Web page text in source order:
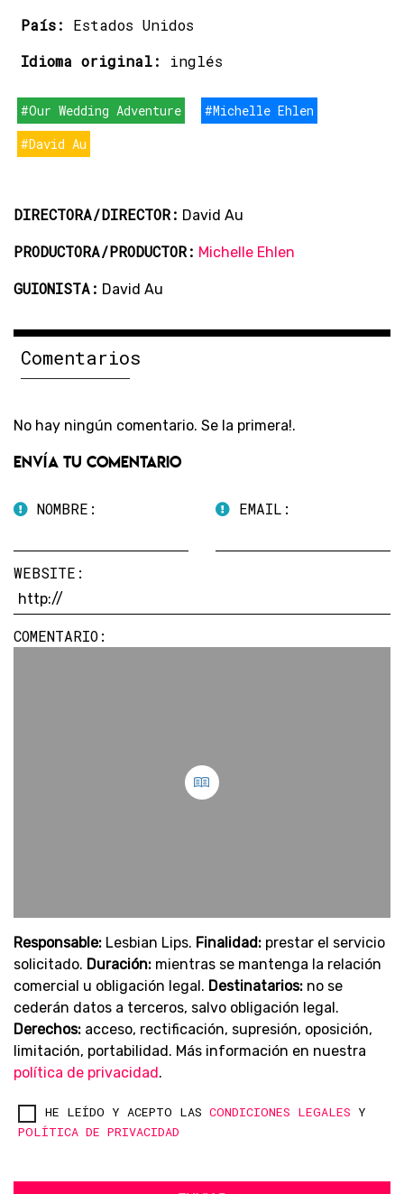
País: Estados Unidos
Idioma original: inglés
#Our Wedding Adventure
#Michelle Ehlen
#David Au
DIRECTORA/DIRECTOR: David Au
PRODUCTORA/PRODUCTOR: Michelle Ehlen
GUIONISTA: David Au
Comentarios
No hay ningún comentario. Se la primera!.
Envía tu comentario
NOMBRE: EMAIL:
WEBSITE:
COMENTARIO:
Responsable: Lesbian Lips. Finalidad: prestar el servicio
solicitado. Duración: mientras se mantenga la relación
comercial u obligación legal. Destinatarios: no se
cederán datos a terceros, salvo obligación legal.
Derechos: acceso, rectificación, supresión, oposición,
limitación, portabilidad. Más información en nuestra
política de privacidad .
HE LEÍDO Y ACEPTO LAS CONDICIONES LEGALES Y
POLÍTICA DE PRIVACIDAD